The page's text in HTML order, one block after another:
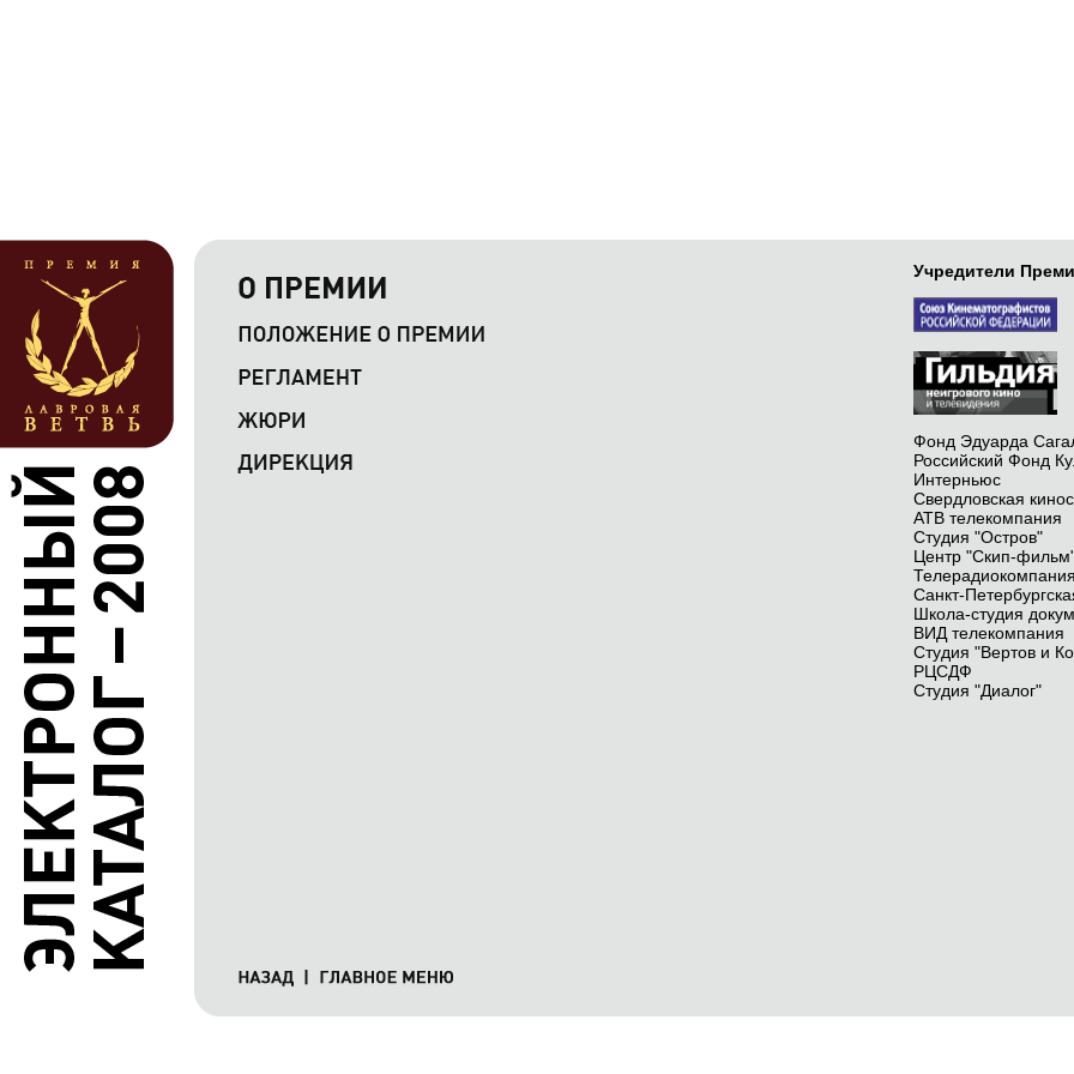
Учредители
Фонд Эдуарда
Российский Фонд
Интерньюс
Свердловская
АТВ телекомпания
Студия "Остров"
Центр "Скип-
Санкт-
Школа-студия
ВИД телекомпания
Студия "Вертов и
РЦСДФ
Студия "Диалог"